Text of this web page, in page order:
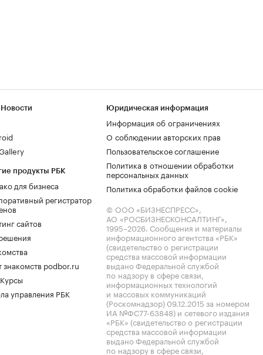
продукты РБК
для бизнеса
регистратор
сайтов
знакомств podbor.ru
управления РБК
Юридическая информация
Информация об ограничениях
О соблюдении авторских прав
Пользовательское соглашение
Политика в отношении обработки
персональных данных
Политика обработки файлов cookie
© ООО «БИЗНЕСПРЕСС»,
АО «РОСБИЗНЕСКОНСАЛТИНГ»,
1995–2026. Сообщения и материалы
информационного агентства «РБК»
(свидетельство о регистрации
средства массовой информации
выдано Федеральной службой
по надзору в сфере связи,
информационных технологий
и массовых коммуникаций
(Роскомнадзор) 09.12.2015 за номером
ИА №ФС77-63848) и сетевого издания
«РБК» (свидетельство о регистрации
средства массовой информации
выдано Федеральной службой
по надзору в сфере связи,